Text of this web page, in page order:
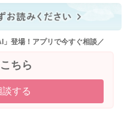
みてくださいね。
baby/957
登場！アプリで今すぐ相談／
ちら
する